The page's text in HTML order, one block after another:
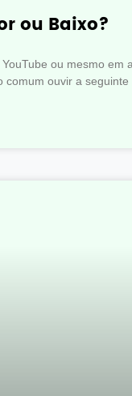
ou Baixo?
ou mesmo em
comum ouvir a seguinte